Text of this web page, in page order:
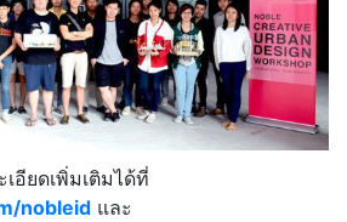
อียดเพิ่มเติมได้ที่
nobleid และ